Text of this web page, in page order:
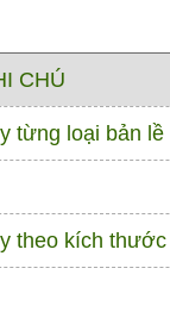
CHÚ
từng loại bản lề
theo kích